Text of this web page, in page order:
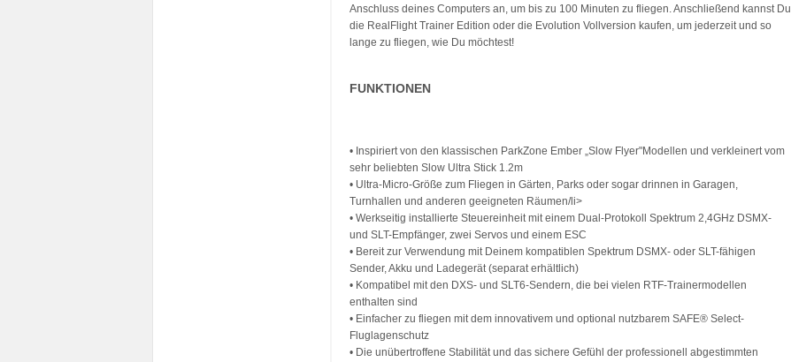
Anschluss deines Computers an, um bis zu 100 Minuten zu fliegen. Anschließend kannst Du
die RealFlight Trainer Edition oder die Evolution Vollversion kaufen, um jederzeit und so
lange zu fliegen, wie Du möchtest!
FUNKTIONEN
• Inspiriert von den klassischen ParkZone Ember „Slow Flyer"Modellen und verkleinert vom
sehr beliebten Slow Ultra Stick 1.2m
• Ultra-Micro-Größe zum Fliegen in Gärten, Parks oder sogar drinnen in Garagen,
Turnhallen und anderen geeigneten Räumen/li>
• Werkseitig installierte Steuereinheit mit einem Dual-Protokoll Spektrum 2,4GHz DSMX-
und SLT-Empfänger, zwei Servos und einem ESC
• Bereit zur Verwendung mit Deinem kompatiblen Spektrum DSMX- oder SLT-fähigen
Sender, Akku und Ladegerät (separat erhältlich)
• Kompatibel mit den DXS- und SLT6-Sendern, die bei vielen RTF-Trainermodellen
enthalten sind
• Einfacher zu fliegen mit dem innovativem und optional nutzbarem SAFE® Select-
Fluglagenschutz
• Die unübertroffene Stabilität und das sichere Gefühl der professionell abgestimmten